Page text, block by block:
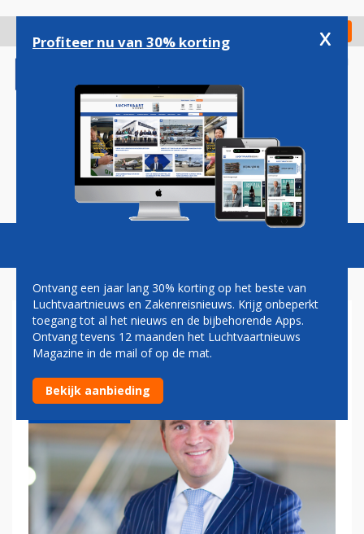
gaan
Check in
Magazine Podcasts Vacatures
HOLLE BOLLE GIJS
Profiteer nu van 30% korting x
Ontvang een jaar lang 30% korting op het beste van
Luchtvaartnieuws en Zakenreisnieuws. Krijg onbeperkt
toegang tot al het nieuws en de bijbehorende Apps.
Ontvang tevens 12 maanden het Luchtvaartnieuws
Magazine in de mail of op de mat.
Bekijk aanbieding